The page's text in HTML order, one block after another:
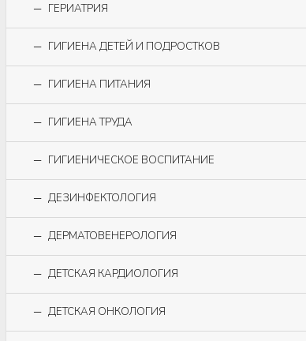
ГЕРИАТРИЯ
ГИГИЕНА ДЕТЕЙ И ПОДРОСТКОВ
ГИГИЕНА ПИТАНИЯ
ГИГИЕНА ТРУДА
ГИГИЕНИЧЕСКОЕ ВОСПИТАНИЕ
ДЕЗИНФЕКТОЛОГИЯ
ДЕРМАТОВЕНЕРОЛОГИЯ
ДЕТСКАЯ КАРДИОЛОГИЯ
ДЕТСКАЯ ОНКОЛОГИЯ